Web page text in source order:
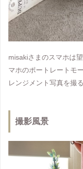
misakiさまのスマホは
マホのポートレートモ
レンジメント写真を撮
撮影風景